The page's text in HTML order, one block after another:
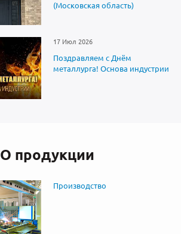
(Московская область)
17 Июл 2026
Поздравляем с Днём
металлурга! Основа индустрии
О продукции
Производство